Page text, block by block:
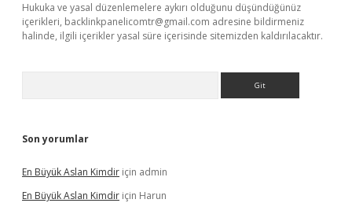
Hukuka ve yasal düzenlemelere aykırı olduğunu düşündüğünüz
içerikleri, backlinkpanelicomtr@gmail.com adresine bildirmeniz
halinde, ilgili içerikler yasal süre içerisinde sitemizden kaldırılacaktır.
Son yorumlar
En Büyük Aslan Kimdir için admin
En Büyük Aslan Kimdir için Harun